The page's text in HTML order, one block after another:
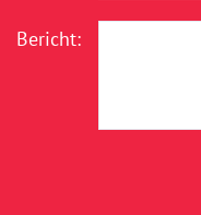
Bericht: